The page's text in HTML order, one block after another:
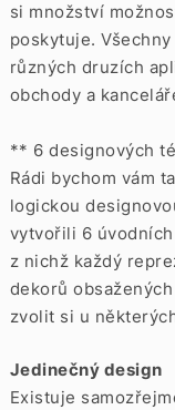
si množství
poskytuje.
různých druzích
obchody a
** 6 designových
Rádi bychom vám
logickou
vytvořili 6
z nichž každý
dekorů
zvolit si u
Jedinečný design
Existuje